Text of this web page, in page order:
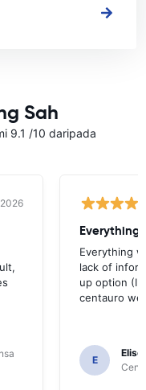
Sah
9.1 /10 daripada
Everything
Everything
lack of
up option (I
centauro
E